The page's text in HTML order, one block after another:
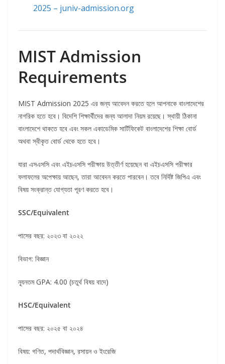
2025 – juniv-admission.org
MIST Admission
Requirements
MIST Admission 2025 এর জন্য আবেদন করতে হলে আপনাকে বাংলাদেশের
নাগরিক হতে হবে। বিদেশি শিক্ষার্থীদের জন্য আলাদা নিয়ম রয়েছে। স্থায়ী ঠিকানা
বাংলাদেশে থাকতে হবে এবং সকল একাডেমিক সার্টিফিকেট বাংলাদেশের শিক্ষা বোর্ড
অথবা স্বীকৃত বোর্ড থেকে হতে হবে।
যারা এসএসসি এবং এইচএসসি পরীক্ষায় উত্তীর্ণ হয়েছেন বা এইচএসসি পরীক্ষার
ফলাফলের অপেক্ষায় আছেন, তারা আবেদন করতে পারবেন। তবে নির্দিষ্ট জিপিএ এবং
বিষয় সংক্রান্ত যোগ্যতা পূরণ করতে হবে।
SSC/Equivalent
পাসের বছর: ২০২৩ বা ২০২২
বিভাগ: বিজ্ঞান
ন্যূনতম GPA: 4.00 (চতুর্থ বিষয় বাদে)
HSC/Equivalent
পাসের বছর: ২০২৫ বা ২০২৪
বিষয়: গণিত, পদার্থবিজ্ঞান, রসায়ন ও ইংরেজি